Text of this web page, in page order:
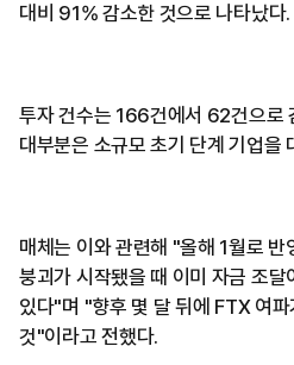
대비 91% 감소한 것으로 나타났다.
투자 건수는 166건에서 62건으로
대부분은 소규모 초기 단계 기업을
매체는 이와 관련해 "올해 1월로
붕괴가 시작됐을 때 이미 자금 조달
있다"며 "향후 몇 달 뒤에 FTX 여
것"이라고 전했다.